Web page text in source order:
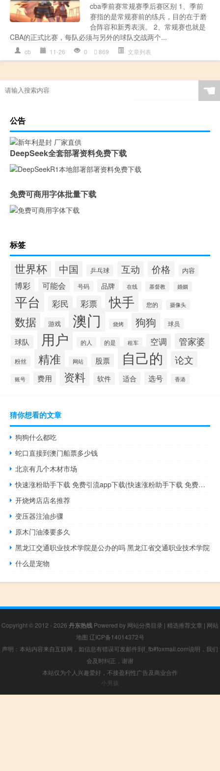
cba季前赛常规赛季后赛区别 1、季前
赛指的是常规赛前的练兵，目的在于磨
合阵容和新秀表演。 2、常规赛也就是
CBA的正式比赛，每队必须与另外的球队交战两个...
cb 11-26 0 869 文章列表
☚
公告
DeepSeek全套部署资料免费下载
免费可商用字体批量下载
标签
世界杯 中国 乒乓球 互动 价格 内容
博彩 可能会 号码 品牌 在线 基督教 婚姻
平台 彩民 彩票 快手 您的 摄像头
数据 游戏 澳门 烧烤 狗狗 球员
球队 用户 的人 的是 租车 空调 管家婆
粉丝 精准 网站 股票 自己的 论文
账号 费用 资料 软件 适合 选号 香港
猜你想看的文章
狗狗什么都吃
蛇口直接到澳门船票多少钱
北京有几个木材市场
快速涨粉助手下载 免费引流app下载(快速涨粉助手下载 免费引流app下载安装)
开烧烤店店名推荐
变压器注油步骤
原木门油漆要多久
黑龙江交通职业技术学院是公办的吗 黑龙江省交通职业技术学院
什么是宠物
Copyright © 2012 - 2026 丹东热线 Powered by 网站分类目录 | 精选推荐文章 | 网站
地图 辽ICP备14014372号
声明：本站内容来自互联网，如信息有错误可发邮件到f_fb#foxmail.com说明，我们
会及时纠正，谢谢
本站仅为个人兴趣爱好，不接盈利性广告及商业合作
小男孩